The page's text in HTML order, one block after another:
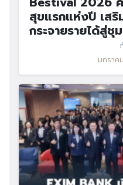
สุขแรกแห่งปี เส
กระจายรายได้สู่ชุ
มกรา